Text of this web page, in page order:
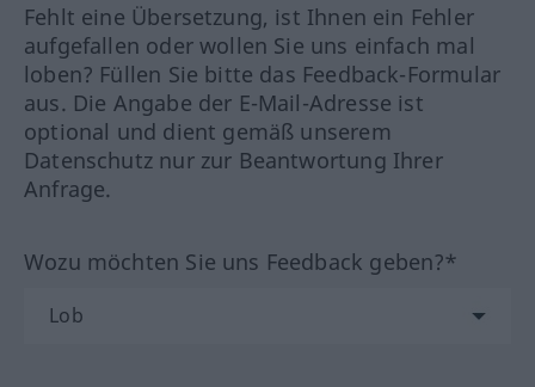
Fehlt eine Übersetzung, ist Ihnen ein Fehler
aufgefallen oder wollen Sie uns einfach mal
loben? Füllen Sie bitte das Feedback-Formular
aus. Die Angabe der E-Mail-Adresse ist
optional und dient gemäß unserem
Datenschutz nur zur Beantwortung Ihrer
Anfrage.
Wozu möchten Sie uns Feedback geben?*